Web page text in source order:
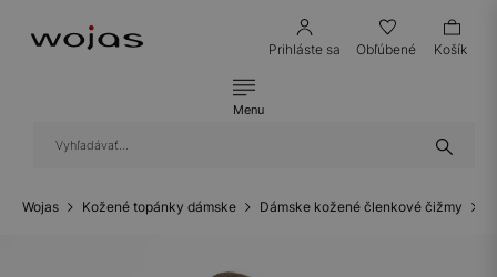
Prihláste sa Obľúbené Košík
Menu
Wojas Kožené topánky dámske Dámske kožené členkové čižmy